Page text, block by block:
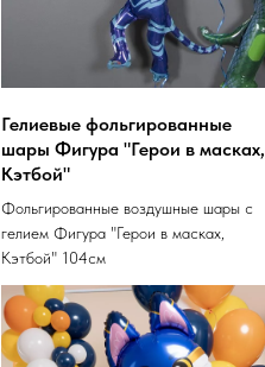
Гелиевые фольгированные
шары Фигура "Герои в масках,
Кэтбой"
Фольгированные воздушные шары с
гелием Фигура "Герои в масках,
Кэтбой" 104см